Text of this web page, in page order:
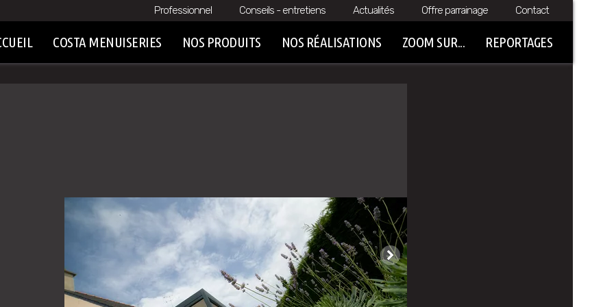
Professionnel Conseils - entretiens Actualités Offre parrainage Contact
COSTA MENUISERIES NOS PRODUITS NOS RÉALISATIONS ZOOM SUR... REPORTAGES